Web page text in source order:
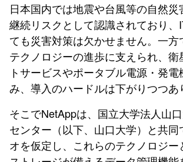
日本国内では地震や台風等の自然
継続リスクとして認識されており、
ても災害対策は欠かせません。一方
テクノロジーの進歩に支えられ、衛
トサービスやポータブル電源・発
み、導入のハードルは下がりつつあ
そこでNetAppは、国立大学法人山
センター（以下、山口大学）と共同
オを仮定し、これらのテクノロジ